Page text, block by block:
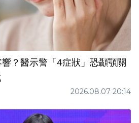
？醫示警「4症狀」恐顳顎關
2026.08.07 20:14